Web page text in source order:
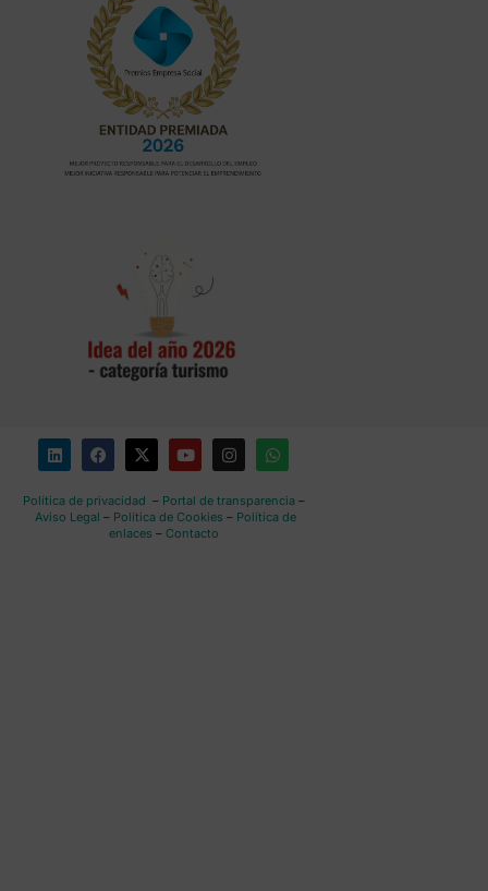
Política de privacidad – Portal de transparencia–
Aviso Legal – Política de Cookies – Política de
enlaces – Contacto